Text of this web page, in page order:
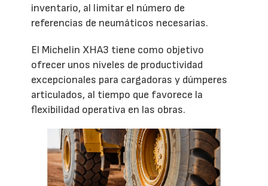
inventario, al limitar el número de
referencias de neumáticos necesarias.
El Michelin XHA3 tiene como objetivo
ofrecer unos niveles de productividad
excepcionales para cargadoras y dúmperes
articulados, al tiempo que favorece la
flexibilidad operativa en las obras.